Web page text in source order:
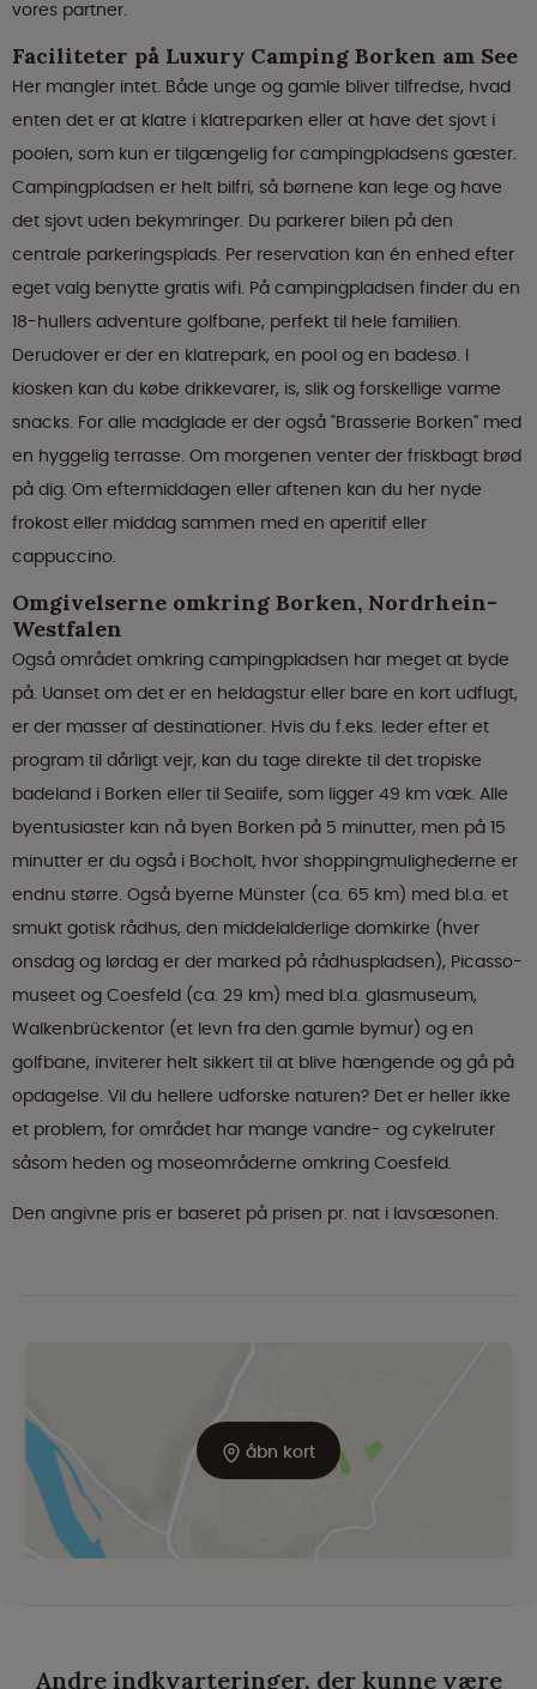
vores partner.
Faciliteter på Luxury Camping Borken am See
Her mangler intet. Både unge og gamle bliver tilfredse, hvad
enten det er at klatre i klatreparken eller at have det sjovt i
poolen, som kun er tilgængelig for campingpladsens gæster.
Campingpladsen er helt bilfri, så børnene kan lege og have
det sjovt uden bekymringer. Du parkerer bilen på den
centrale parkeringsplads. Per reservation kan én enhed efter
eget valg benytte gratis wifi. På campingpladsen finder du en
18-hullers adventure golfbane, perfekt til hele familien.
Derudover er der en klatrepark, en pool og en badesø. I
kiosken kan du købe drikkevarer, is, slik og forskellige varme
snacks. For alle madglade er der også "Brasserie Borken" med
en hyggelig terrasse. Om morgenen venter der friskbagt brød
på dig. Om eftermiddagen eller aftenen kan du her nyde
frokost eller middag sammen med en aperitif eller
cappuccino.
Omgivelserne omkring Borken, Nordrhein-
Westfalen
Også området omkring campingpladsen har meget at byde
på. Uanset om det er en heldagstur eller bare en kort udflugt,
er der masser af destinationer. Hvis du f.eks. leder efter et
program til dårligt vejr, kan du tage direkte til det tropiske
badeland i Borken eller til Sealife, som ligger 49 km væk. Alle
byentusiaster kan nå byen Borken på 5 minutter, men på 15
minutter er du også i Bocholt, hvor shoppingmulighederne er
endnu større. Også byerne Münster (ca. 65 km) med bl.a. et
smukt gotisk rådhus, den middelalderlige domkirke (hver
onsdag og lørdag er der marked på rådhuspladsen), Picasso-
museet og Coesfeld (ca. 29 km) med bl.a. glasmuseum,
Walkenbrückentor (et levn fra den gamle bymur) og en
golfbane, inviterer helt sikkert til at blive hængende og gå på
opdagelse. Vil du hellere udforske naturen? Det er heller ikke
et problem, for området har mange vandre- og cykelruter
såsom heden og moseområderne omkring Coesfeld.
Den angivne pris er baseret på prisen pr. nat i lavsæsonen.
åbn kort
Andre indkvarteringer, der kunne være